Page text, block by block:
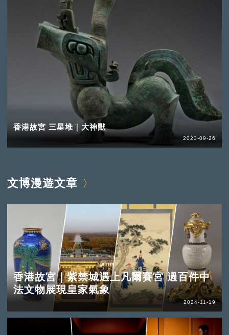
香港故宮 三星堆｜大神獸
2023-09-26
文博漫遊文章
香港故宮｜紫禁城遇上凡爾賽宮 過百件中
法文物展現皇家氣象
2024-11-19